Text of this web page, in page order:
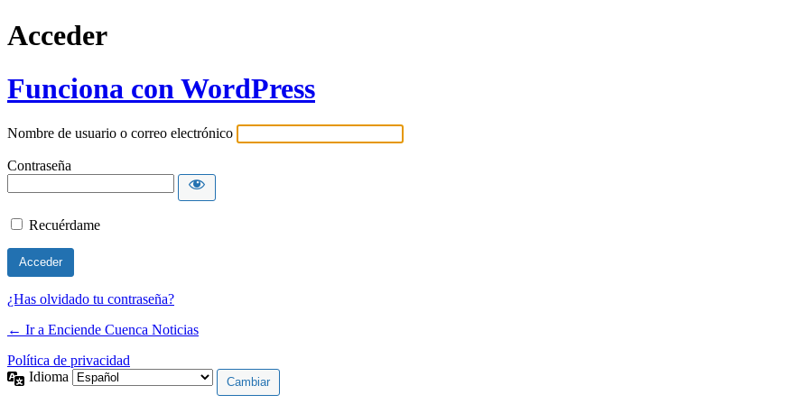
Acceder
Funciona con WordPress
Nombre de usuario o correo electrónico
Contraseña
Recuérdame
¿Has olvidado tu contraseña?
← Ir a Enciende Cuenca Noticias
Política de privacidad
Idioma